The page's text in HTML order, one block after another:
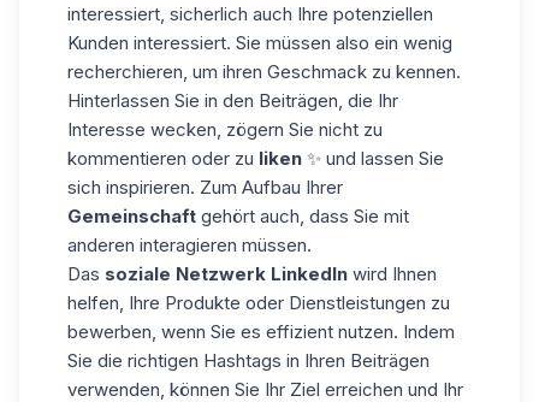
interessiert, sicherlich auch Ihre potenziellen
Kunden interessiert. Sie müssen also ein wenig
recherchieren, um ihren Geschmack zu kennen.
Hinterlassen Sie in den Beiträgen, die Ihr
Interesse wecken, zögern Sie nicht zu
kommentieren oder zu liken ✨ und lassen Sie
sich inspirieren. Zum Aufbau Ihrer
Gemeinschaft gehört auch, dass Sie mit
anderen interagieren müssen.
Das soziale Netzwerk LinkedIn wird Ihnen
helfen, Ihre Produkte oder Dienstleistungen zu
bewerben, wenn Sie es effizient nutzen. Indem
Sie die richtigen Hashtags in Ihren Beiträgen
verwenden, können Sie Ihr Ziel erreichen und Ihr